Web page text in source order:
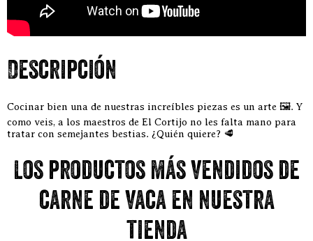
Descripción
Cocinar bien una de nuestras increíbles piezas es un arte 🖼. Y
como veis, a los maestros de El Cortijo no les falta mano para
tratar con semejantes bestias. ¿Quién quiere? 🥩
Los productos más vendidos de
carne de vaca en nuestra
tienda